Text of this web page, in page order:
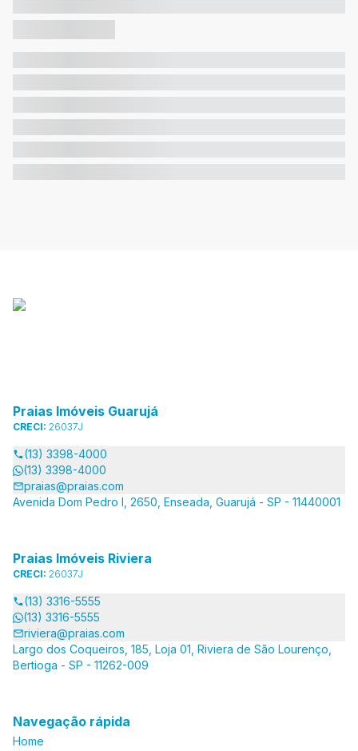
Praias Imóveis Guarujá
CRECI: 26037J
(13) 3398-4000
(13) 3398-4000
praias@praias.com
Avenida Dom Pedro I, 2650, Enseada, Guarujá - SP - 11440001
Praias Imóveis Riviera
CRECI: 26037J
(13) 3316-5555
(13) 3316-5555
riviera@praias.com
Largo dos Coqueiros, 185, Loja 01, Riviera de São Lourenço,
Bertioga - SP - 11262-009
Navegação rápida
Home